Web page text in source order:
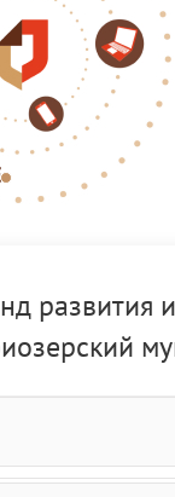
развития